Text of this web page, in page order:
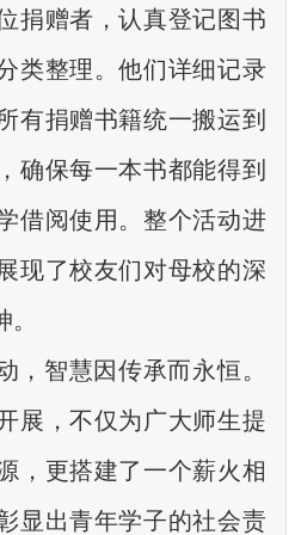
捐赠者，认真登记图书
类整理。他们详细记录
有捐赠书籍统一搬运到
确保每一本书都能得到
借阅使用。整个活动进
现了校友们对母校的深
，智慧因传承而永恒。
展，不仅为广大师生提
，更搭建了一个薪火相
显出青年学子的社会责